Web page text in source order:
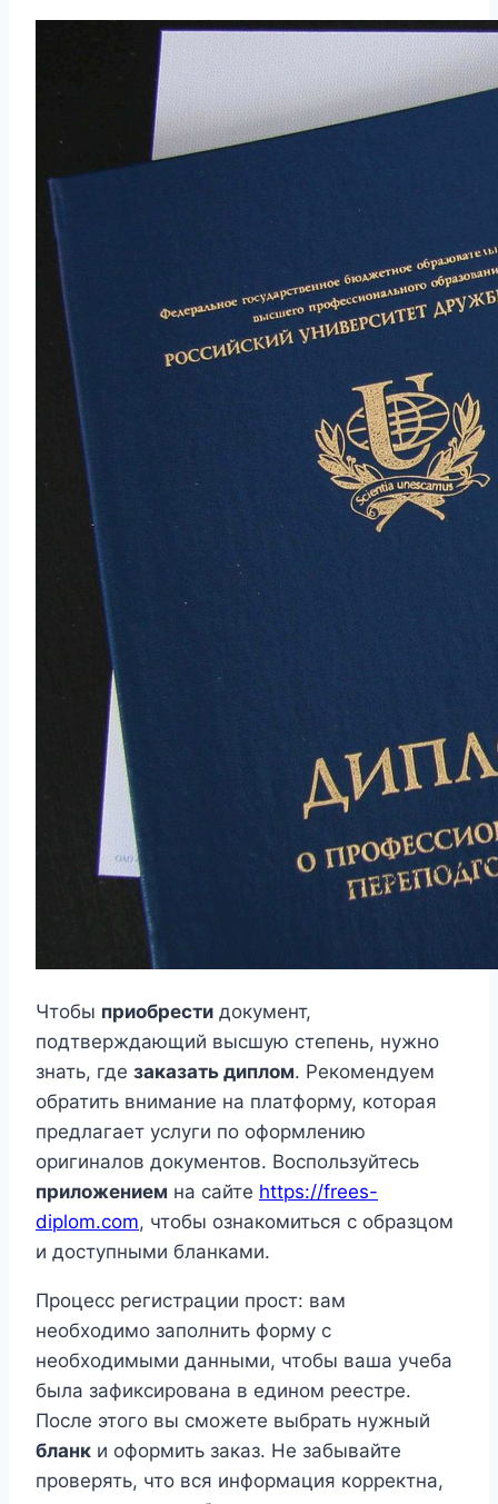
Чтобы приобрести документ,
подтверждающий высшую степень, нужно
знать, где заказать диплом. Рекомендуем
обратить внимание на платформу, которая
предлагает услуги по оформлению
оригиналов документов. Воспользуйтесь
приложением на сайте https://frees-
diplom.com, чтобы ознакомиться с образцом
и доступными бланками.
Процесс регистрации прост: вам
необходимо заполнить форму с
необходимыми данными, чтобы ваша учеба
была зафиксирована в едином реестре.
После этого вы сможете выбрать нужный
бланк и оформить заказ. Не забывайте
проверять, что вся информация корректна,